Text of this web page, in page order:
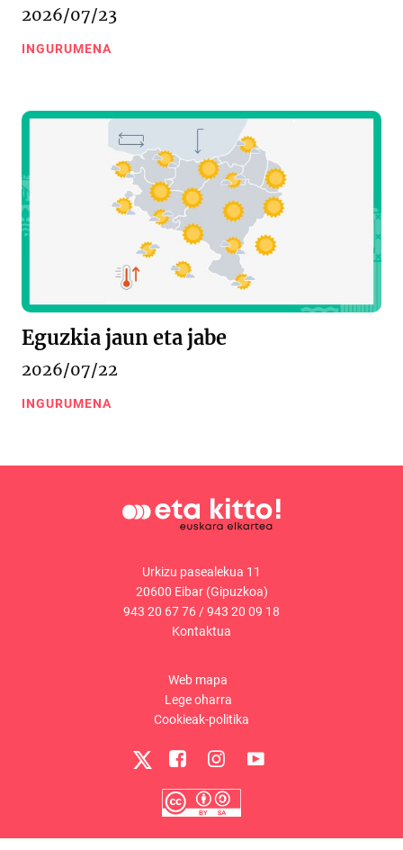
2026/07/23
INGURUMENA
Eguzkia jaun eta jabe
2026/07/22
INGURUMENA
Urkizu pasealekua 11
20600 Eibar (Gipuzkoa)
943 20 67 76 /943 20 09 18
Kontaktua
Web mapa
Lege oharra
Cookieak-politika